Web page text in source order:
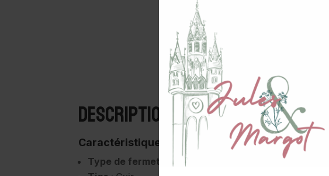
Description
Caractéristiques :
Type de fermeture
: Boucle